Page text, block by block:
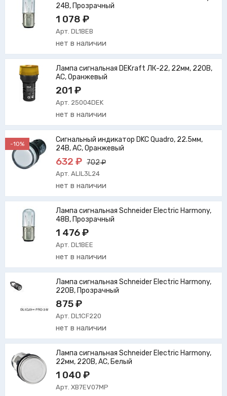
24В, Прозрачный
1 078 ₽
Арт. DL1BEB
нет в наличии
Лампа сигнальная DEKraft ЛК-22, 22мм, 220В,
AC, Оранжевый
201 ₽
Арт. 25004DEK
нет в наличии
-10%
Сигнальный индикатор DKC Quadro, 22.5мм,
24В, AC, Оранжевый
632 ₽ 702 ₽
Арт. ALIL3L24
нет в наличии
Лампа сигнальная Schneider Electric Harmony,
48В, Прозрачный
1 476 ₽
Арт. DL1BEE
нет в наличии
Лампа сигнальная Schneider Electric Harmony,
220В, Прозрачный
875 ₽
Арт. DL1CF220
нет в наличии
Лампа сигнальная Schneider Electric Harmony,
22мм, 220В, AC, Белый
1 040 ₽
Арт. XB7EV07MP